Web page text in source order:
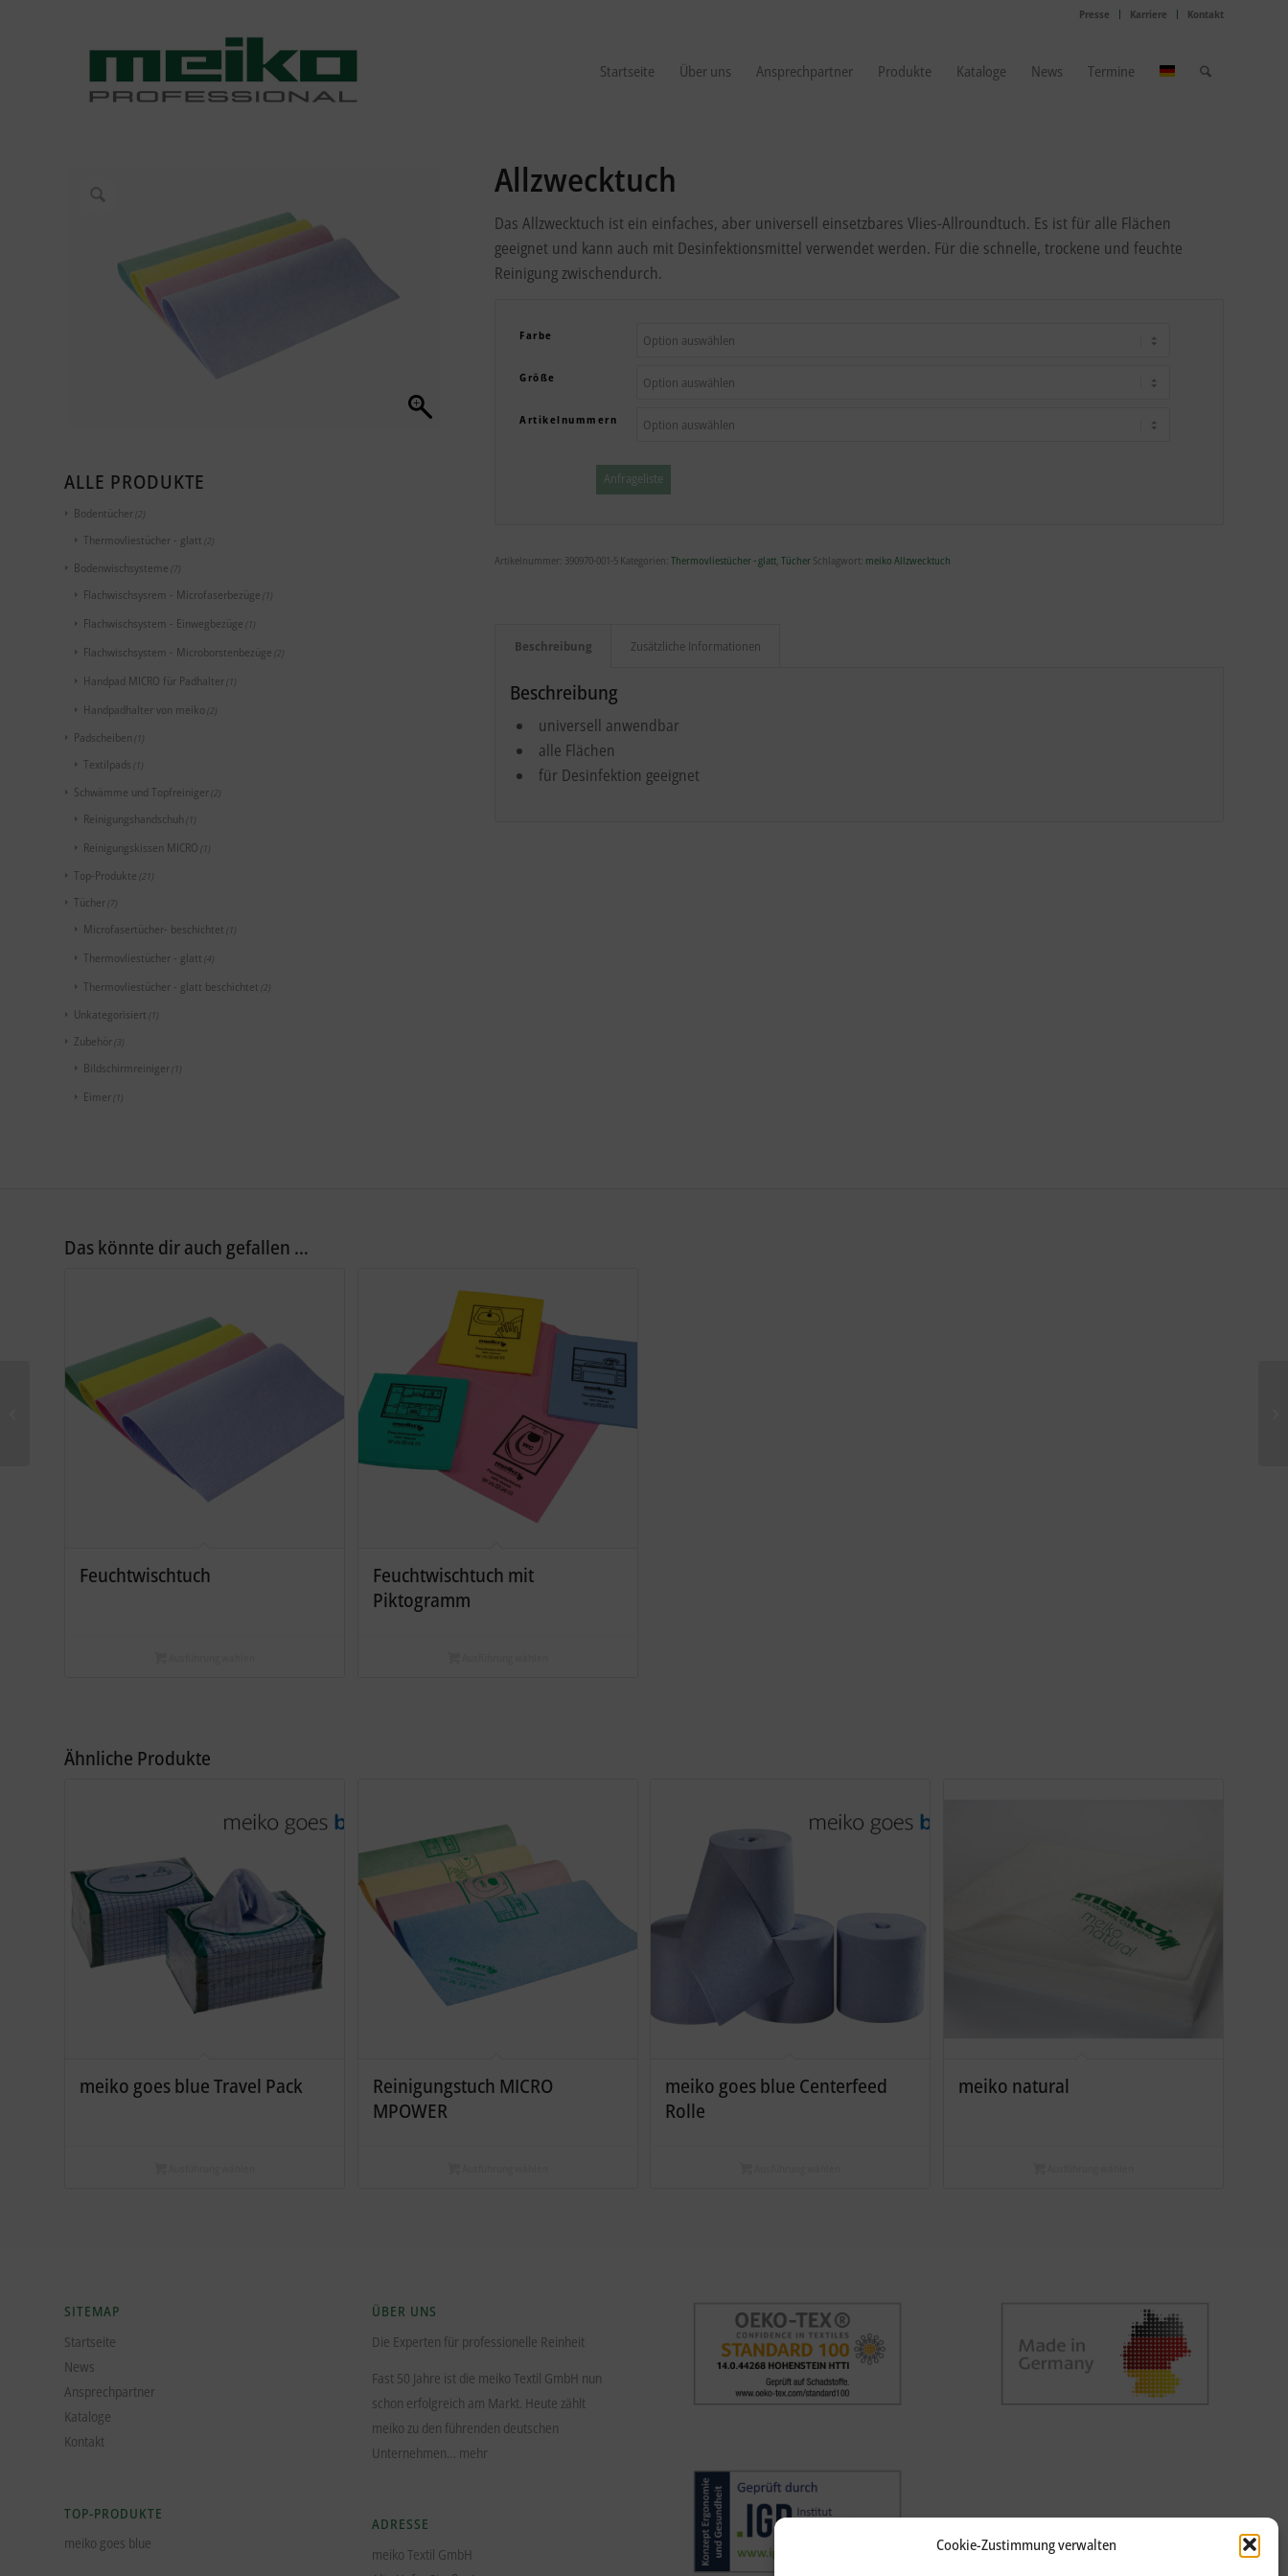
Cookie-Zustimmung verwalten
Presse Karriere Kontakt
Startseite Über uns Ansprechpartner Produkte Kataloge News Termine
ALLE PRODUKTE
Bodentücher (2)
Thermovliestücher - glatt (2)
Bodenwischsysteme (7)
Flachwischsysrem - Microfaserbezüge (1)
Flachwischsystem - Einwegbezüge (1)
Flachwischsystem - Microborstenbezüge (2)
Handpad MICRO für Padhalter (1)
Handpadhalter von meiko (2)
Padscheiben (1)
Textilpads (1)
Schwämme und Topfreiniger (2)
Reinigungshandschuh (1)
Reinigungskissen MICRO (1)
Top-Produkte (21)
Tücher (7)
Microfasertücher- beschichtet (1)
Thermovliestücher - glatt (4)
Thermovliestücher - glatt beschichtet (2)
Unkategorisiert (1)
Zubehör (3)
Bildschirmreiniger (1)
Eimer (1)
Allzwecktuch
Das Allzwecktuch ist ein einfaches, aber universell einsetzbares Vlies-Allroundtuch. Es ist für alle Flächen
geeignet und kann auch mit Desinfektionsmittel verwendet werden. Für die schnelle, trockene und feuchte
Reinigung zwischendurch.
Farbe
Größe
Artikelnummern
Anfrageliste
Artikelnummer: 390970-001-5 Kategorien:Thermovliestücher - glatt ,Tücher Schlagwort: meiko Allzwecktuch
Beschreibung Zusätzliche Informationen
Beschreibung
universell anwendbar
alle Flächen
für Desinfektion geeignet
Das könnte dir auch gefallen …
Feuchtwischtuch
Feuchtwischtuch mit
Piktogramm
Ähnliche Produkte
meiko goes blue Travel Pack
Reinigungstuch MICRO
MPOWER
meiko goes blue Centerfeed
Rolle
meiko natural
SITEMAP
Startseite
News
Ansprechpartner
Kataloge
Kontakt
TOP-PRODUKTE
meiko goes blue
ÜBER UNS
Die Experten für professionelle Reinheit
Fast 50 Jahre ist die meiko Textil GmbH nun
schon erfolgreich am Markt. Heute zählt
meiko zu den führenden deutschen
Unternehmen… mehr
ADRESSE
meiko Textil GmbH
Reinigungskissen MICRO